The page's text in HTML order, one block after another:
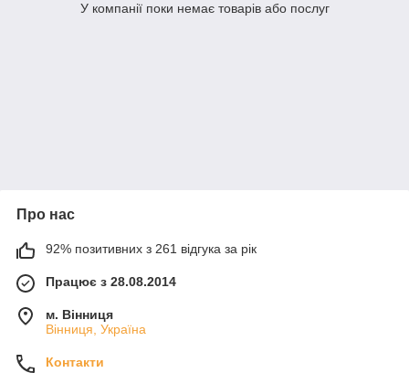
У компанії поки немає товарів або послуг
Про нас
92% позитивних з 261 відгука за рік
Працює з 28.08.2014
м. Вінниця
Вінниця, Україна
Контакти